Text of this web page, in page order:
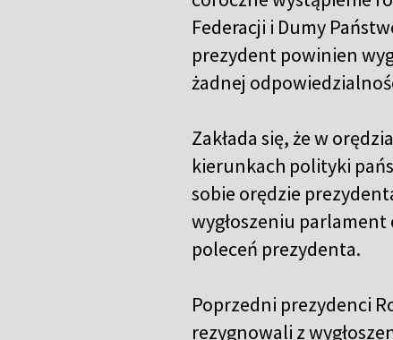
Federacji i Dumy
prezydent powinien
żadnej
Zakłada się, że w
kierunkach polityki
sobie orędzie
wygłoszeniu
poleceń prezydenta.
Poprzedni prezydenci
rezygnowali z